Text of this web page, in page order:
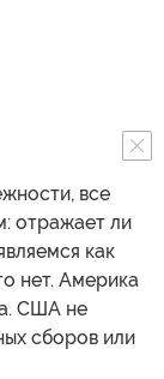
все
отражает ли
как
нет. Америка
США не
сборов или